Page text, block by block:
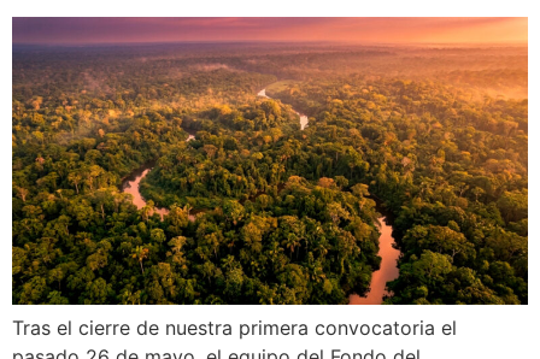
Tras el cierre de nuestra primera convocatoria el